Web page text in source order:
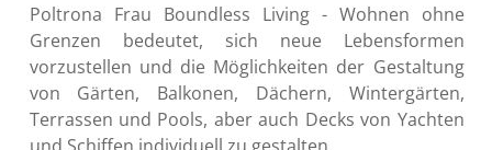
Poltrona Frau Boundless Living - Wohnen ohne
Grenzen bedeutet, sich neue Lebensformen
vorzustellen und die Möglichkeiten der Gestaltung
von Gärten, Balkonen, Dächern, Wintergärten,
Terrassen und Pools, aber auch Decks von Yachten